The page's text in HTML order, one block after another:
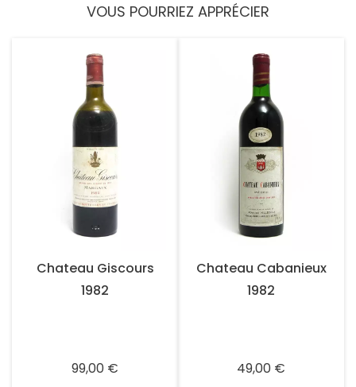
VOUS POURRIEZ APPRÉCIER
Chateau Giscours
1982
99,00 €
Chateau Cabanieux
1982
49,00 €